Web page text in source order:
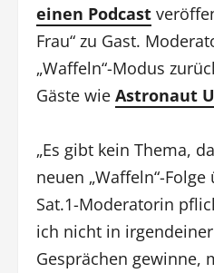
einen Podcast
Frau“ zu Gast.
„Waffeln“-Modus
Gäste wie Astronaut
„Es gibt kein Thema,
neuen „Waffeln“-
Sat.1-Moderatorin
ich nicht in
Gesprächen gewinne,